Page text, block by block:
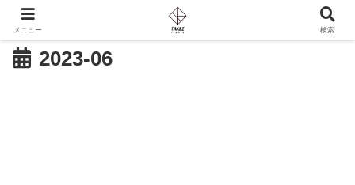
2023-06
メニュー 検索